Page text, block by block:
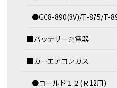
●GC8-890(8V)/T-875/T-
■バッテリー充電器
■カーエアコンガス
●コールド１２(Ｒ12用)